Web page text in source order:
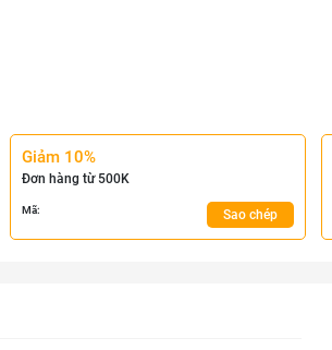
Giảm 10%
Đơn hàng từ 500K
Mã: Sao chép